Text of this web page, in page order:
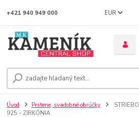
EUR
+421 940 949 000
Úvod Prstene, svadobné obrúčky
925 - ZIRKÓNIA